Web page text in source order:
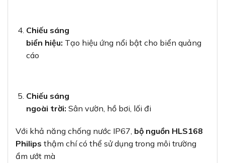
Chiếu sáng
biển hiệu: Tạo hiệu ứng nổi bật cho biển quảng
cáo
Chiếu sáng
ngoài trời: Sân vườn, hồ bơi, lối đi
Với khả năng chống nước IP67, bộ nguồn HLS168
Philips thậm chí có thể sử dụng trong môi trường
ẩm ướt mà